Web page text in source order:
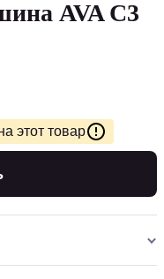
AVA C3
этот товар